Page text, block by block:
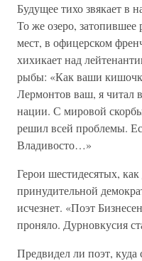
Будущее тихо звякает в
То же озеро, затопившее
мест, в офицерском
хихикает над
рыбы: «Как ваши
Лермонтов ваш, я читал
нации. С мировой
решил всей проблемы.
Владивосто…»
Герои шестидесятых,
принудительной
исчезнет. «Поэт
проняло. Дурновкусия
Предвидел ли поэт, куда